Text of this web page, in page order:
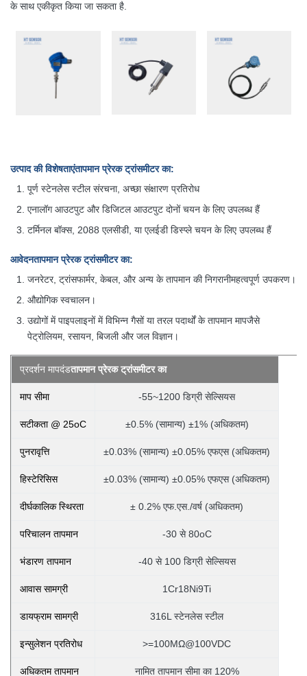
के साथ एकीकृत किया जा सकता है.
उत्पाद की विशेषताएंतापमान प्रेरक ट्रांसमीटर का:
पूर्ण स्टेनलेस स्टील संरचना, अच्छा संक्षारण प्रतिरोध
एनालॉग आउटपुट और डिजिटल आउटपुट दोनों चयन के लिए उपलब्ध हैं
टर्मिनल बॉक्स, 2088 एलसीडी, या एलईडी डिस्प्ले चयन के लिए उपलब्ध हैं
आवेदनतापमान प्रेरक ट्रांसमीटर का:
जनरेटर, ट्रांसफार्मर, केबल, और अन्य के तापमान की निगरानीमहत्वपूर्ण उपकरण।
औद्योगिक स्वचालन।
उद्योगों में पाइपलाइनों में विभिन्न गैसों या तरल पदार्थों के तापमान मापजैसे
पेट्रोलियम, रसायन, बिजली और जल विज्ञान।
प्रदर्शन मापदंडतापमान प्रेरक ट्रांसमीटर का
माप सीमा -55~1200 डिग्री सेल्सियस
सटीकता @ 25oC ±0.5% (सामान्य) ±1% (अधिकतम)
पुनरावृत्ति ±0.03% (सामान्य) ±0.05% एफएस (अधिकतम)
हिस्टेरिसिस ±0.03% (सामान्य) ±0.05% एफएस (अधिकतम)
दीर्घकालिक स्थिरता ± 0.2% एफ.एस./वर्ष (अधिकतम)
परिचालन तापमान -30 से 80oC
भंडारण तापमान -40 से 100 डिग्री सेल्सियस
आवास सामग्री 1Cr18Ni9Ti
डायफ्राम सामग्री 316L स्टेनलेस स्टील
इन्सुलेशन प्रतिरोध >=100MΩ@100VDC
अधिकतम तापमान नामित तापमान सीमा का 120%